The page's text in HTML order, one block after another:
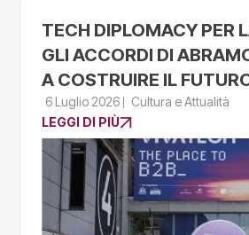
TECH DIPLOMACY PER
GLI ACCORDI DI
A COSTRUIRE IL
6 Luglio 2026
Cultura e Attualità
LEGGI DI PIÙ